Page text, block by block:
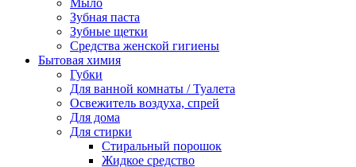
Мыло
Зубная паста
Зубные щетки
Средства женской гигиены
Бытовая химия
Губки
Для ванной комнаты / Туалета
Освежитель воздуха, спрей
Для дома
Для стирки
Стиральный порошок
Жидкое средство